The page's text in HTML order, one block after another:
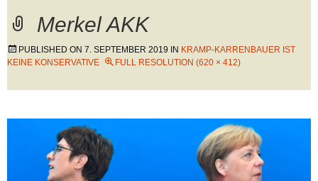
Merkel AKK
PUBLISHED ON 7. SEPTEMBER 2019 IN KRAMP-KARRENBAUER IST
KEINE KONSERVATIVE
FULL RESOLUTION (620 × 412)